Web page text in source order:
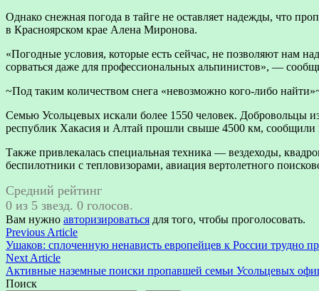
Однако снежная погода в тайге не оставляет надежды, что
в Красноярском крае Алена Миронова.
«Погодные условия, которые есть сейчас, не позволяют нам
сорваться даже для профессиональных альпинистов», —
~Под таким количеством снега «невозможно кого-либо
Семью Усольцевых искали более 1550 человек. Добровольцы
республик Хакасия и Алтай прошли свыше 4500 км, сообщили
Также привлекалась специальная техника — вездеходы,
беспилотники с тепловизорами, авиация вертолетного
Средний рейтинг
0 из 5 звезд. 0 голосов.
Вам нужно авторизироваться для того, чтобы проголосовать.
Навигация
по
записям
Previous ArticlePrevious
article:
Ушаков: сплоченную ненависть европейцев к России трудно
Next ArticleNext
article:
Активные наземные поиски пропавшей семьи Усольцевых
Поиск